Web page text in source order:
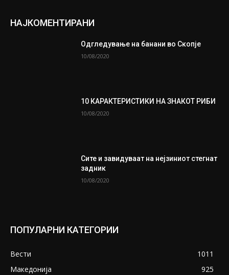
НАЈКОМЕНТИРАНИ
Одгледување на банани во Скопје
10/08/2020
10 КАРАКТЕРИСТИКИ НА ЗНАКОТ РИБИ
10/08/2020
Сите и завидуваат на нејзиниот стегнат
задник
10/08/2020
ПОПУЛАРНИ КАТЕГОРИИ
Вести
1011
Македонија
925